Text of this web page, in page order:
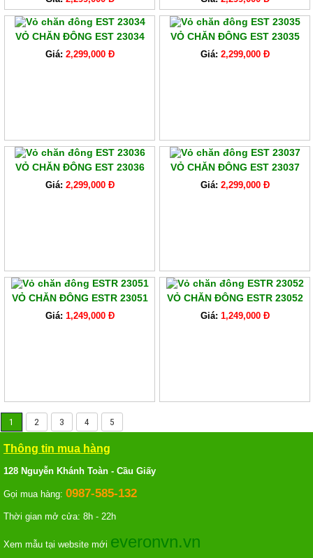
VỎ CHĂN ĐÔNG EST 23034
Giá: 2,299,000 Đ
VỎ CHĂN ĐÔNG EST 23035
Giá: 2,299,000 Đ
VỎ CHĂN ĐÔNG EST 23036
Giá: 2,299,000 Đ
VỎ CHĂN ĐÔNG EST 23037
Giá: 2,299,000 Đ
VỎ CHĂN ĐÔNG ESTR 23051
Giá: 1,249,000 Đ
VỎ CHĂN ĐÔNG ESTR 23052
Giá: 1,249,000 Đ
1 2 3 4 5
Thông tin mua hàng
128 Nguyễn Khánh Toàn - Cầu Giấy
Gọi mua hàng: 0987-585-132
Thời gian mở cửa: 8h - 22h
Xem mẫu tại website mới everonvn.vn